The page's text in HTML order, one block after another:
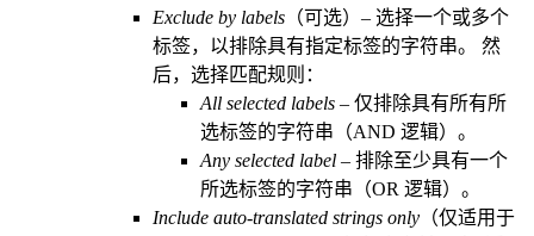
Exclude by labels （可选）– 选择一个或多个
标签，以排除具有指定标签的字符串。 然
后，选择匹配规则：
All selected labels – 仅排除具有所有所
选标签的字符串（AND 逻辑）。
Any selected label – 排除至少具有一个
所选标签的字符串（OR 逻辑）。
Include auto-translated strings only （仅适用于